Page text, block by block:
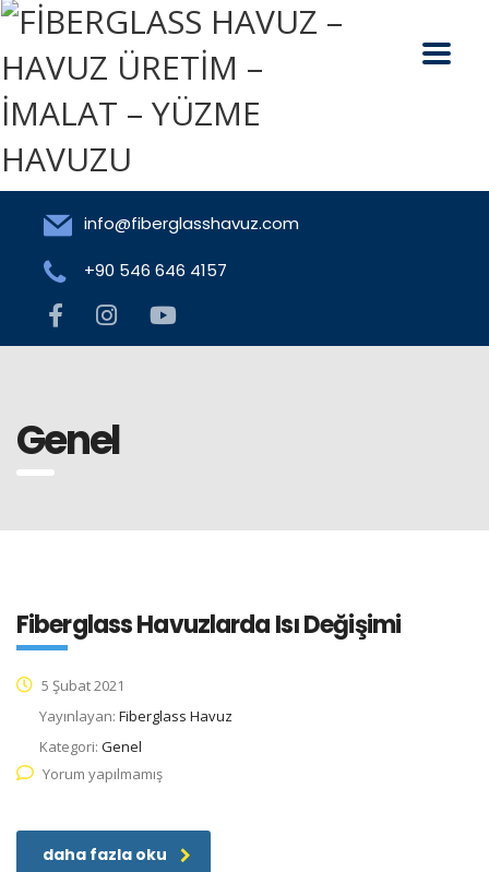
info@fiberglasshavuz.com
+90 546 646 4157
Genel
Fiberglass Havuzlarda Isı Değişimi
5 Şubat 2021
Yayınlayan: Fiberglass Havuz
Kategori: Genel
Yorum yapılmamış
daha fazla oku